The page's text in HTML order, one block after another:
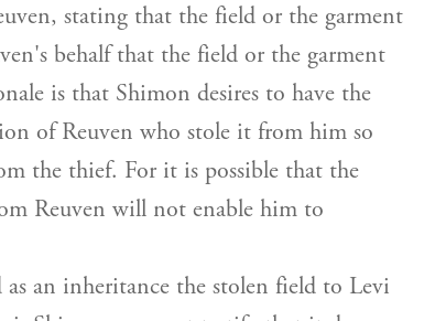
stating that the field or the garment
behalf that the field or the garment
is that Shimon desires to have the
of Reuven who stole it from him so
the thief. For it is possible that the
Reuven will not enable him to
an inheritance the stolen field to Levi